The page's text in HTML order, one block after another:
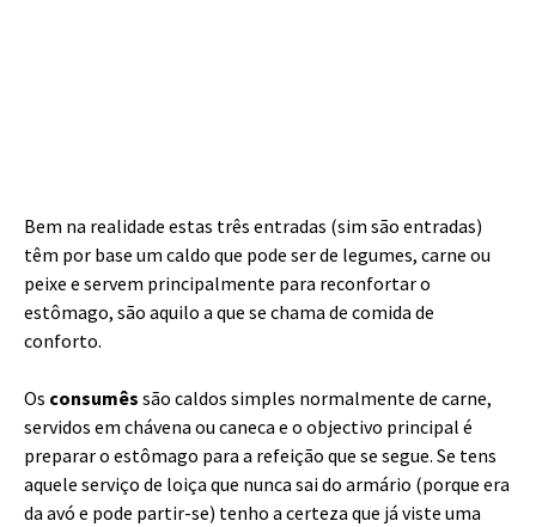
Bem na realidade estas três entradas (sim são entradas)
têm por base um caldo que pode ser de legumes, carne ou
peixe e servem principalmente para reconfortar o
estômago, são aquilo a que se chama de comida de
conforto.
Os consumês são caldos simples normalmente de carne,
servidos em chávena ou caneca e o objectivo principal é
preparar o estômago para a refeição que se segue. Se tens
aquele serviço de loiça que nunca sai do armário (porque era
da avó e pode partir-se) tenho a certeza que já viste uma